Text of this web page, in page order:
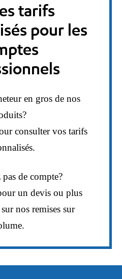
tarifs
pour les
en gros de nos
consulter vos tarifs
de compte?
un devis ou plus
nos remises sur